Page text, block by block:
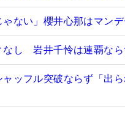
ゃない」櫻井心那はマン
し 岩井千怜は連覇なら
ャッフル突破ならず「出